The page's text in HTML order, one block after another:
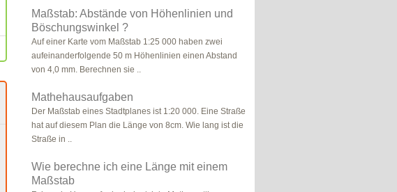
Maßstab: Abstände von Höhenlinien und
Böschungswinkel ?
Auf einer Karte vom Maßstab 1:25 000 haben zwei
aufeinanderfolgende 50 m Höhenlinien einen Abstand
von 4,0 mm. Berechnen sie ..
Mathehausaufgaben
Der Maßstab eines Stadtplanes ist 1:20 000. Eine Straße
hat auf diesem Plan die Länge von 8cm. Wie lang ist die
Straße in ..
Wie berechne ich eine Länge mit einem
Maßstab